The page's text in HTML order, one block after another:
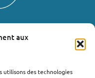
aux
utilisons des technologies
?